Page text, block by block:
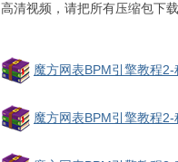
高清视频，请把所有压缩包下
魔方网表BPM引擎教程
魔方网表BPM引擎教程